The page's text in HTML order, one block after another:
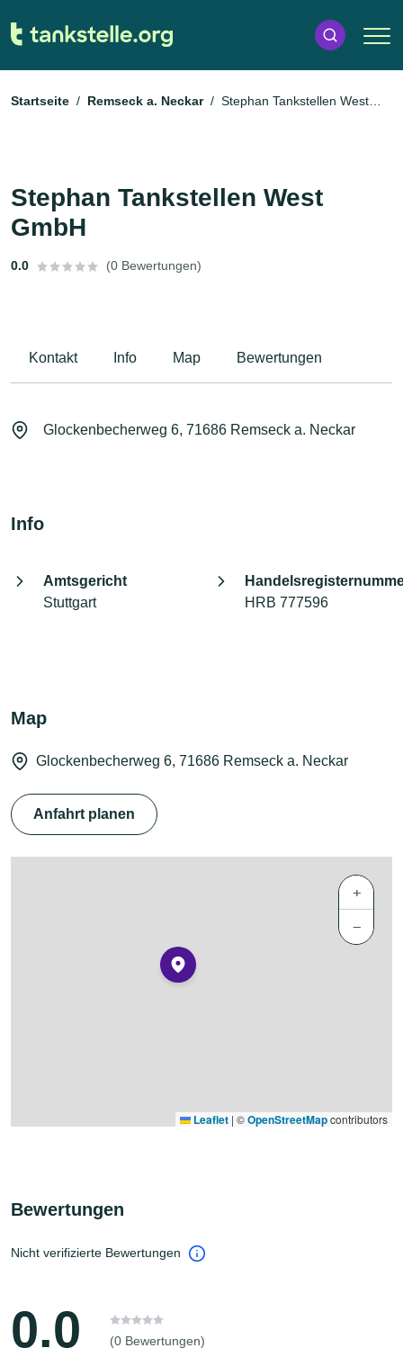
Startseite Remseck a. Neckar
Stephan Tankstellen West
Stephan Tankstellen West
GmbH
0.0 (0 Bewertungen)
Kontakt Info Map Bewertungen
Glockenbecherweg 6, 71686 Remseck a. Neckar
Info
Amtsgericht
Stuttgart
HRB 777596
Map
Glockenbecherweg 6, 71686 Remseck a. Neckar
Anfahrt planen
+
−
Leaflet | ©OpenStreetMapcontributors
Bewertungen
Nicht verifizierte Bewertungen
0.0 (0 Bewertungen)